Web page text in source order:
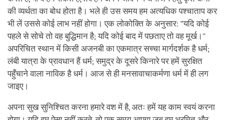
की व्यर्थता का बोध होता है। भले ही उस समय हम अत्यधिक पश्चाताप कर
भी लें उससे कोई लाभ नहीं होगा। एक लोकोक्ति के अनुसार: “यदि कोई
पहले से सोचे तो वह बुद्धिमान है; यदि कोई बाद में पछताए तो वह मूर्ख।"
अपरिचित स्थान में किसी अजनबी का एकमात्र सच्चा मार्गदर्शक है धर्म;
लंबी यात्रा के प्रावधान हैं धर्म; समुद्र के दूसरे किनारे पर हमें सुरक्षित
पहुँचाने वाला नाविक है धर्म। आज से ही मनसावाचाकर्मणा धर्म में ही लग
जाइए।
अपना सुख सुनिश्चित करना हमारे वश में है, अतः हमें यह काम स्वयं करना